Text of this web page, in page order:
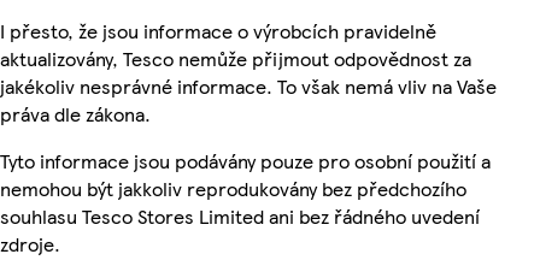
I přesto, že jsou informace o výrobcích pravidelně
aktualizovány, Tesco nemůže přijmout odpovědnost za
jakékoliv nesprávné informace. To však nemá vliv na Vaše
práva dle zákona.
Tyto informace jsou podávány pouze pro osobní použití a
nemohou být jakkoliv reprodukovány bez předchozího
souhlasu Tesco Stores Limited ani bez řádného uvedení
zdroje.